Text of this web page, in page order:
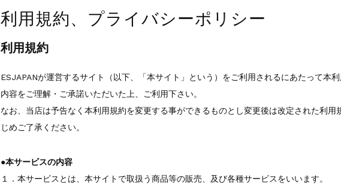
利用規約、プライバシーポリシー
利用規約
ESJAPANが運営するサイト（以下、「本サイト」という）をご利用されるにあたって本
内容をご理解・ご承諾いただいた上、ご利用下さい。
なお、当店は予告なく本利用規約を変更する事ができるものとし変更後は改定された利用
じめご了承ください。
●本サービスの内容
１．本サービスとは、本サイトで取扱う商品等の販売、及び各種サービスをいいます。